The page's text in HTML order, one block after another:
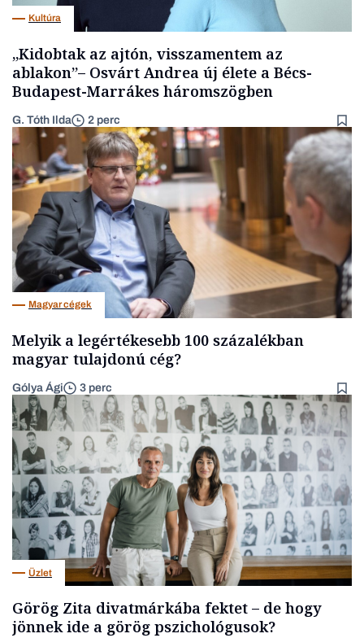
Kultúra
„Kidobtak az ajtón, visszamentem az
ablakon”– Osvárt Andrea új élete a Bécs-
Budapest-Marrákes háromszögben
G. Tóth Ilda 2 perc
Magyar cégek
Melyik a legértékesebb 100 százalékban
magyar tulajdonú cég?
Gólya Ági 3 perc
Üzlet
Görög Zita divatmárkába fektet – de hogy
jönnek ide a görög pszichológusok?